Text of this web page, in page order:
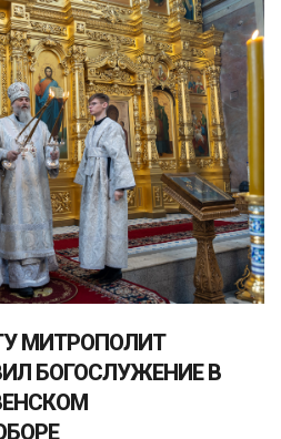
МИТРОПОЛИТ
БОГОСЛУЖЕНИЕ В